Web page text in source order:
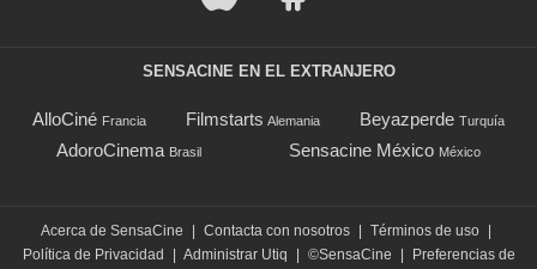
SENSACINE EN EL EXTRANJERO
AlloCiné Francia Filmstarts Alemania Beyazperde Turquía
AdoroCinema Brasil Sensacine México México
Acerca de SensaCine Contacta con nosotros Términos de uso
Política de Privacidad
Administrar Utiq ©SensaCine Preferencias de